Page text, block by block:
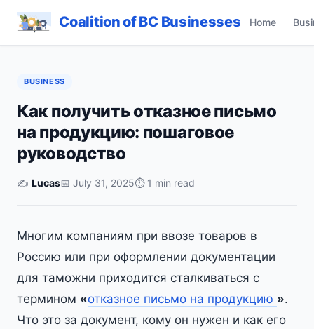
Coalition of BC Businesses Home
BUSINESS
Как получить отказное письмо
на продукцию: пошаговое
руководство
✍️ Lucas📅 July 31, 2025⏱ 1 min read
Многим компаниям при ввозе товаров в
Россию или при оформлении документации
для таможни приходится сталкиваться с
термином «отказное письмо на продукцию ».
Что это за документ, кому он нужен и как его